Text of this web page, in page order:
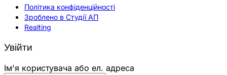
Політика конфіденційності
Зроблено в Студії АП
Realting
Увійти
Ім'я користувача або ел. адреса